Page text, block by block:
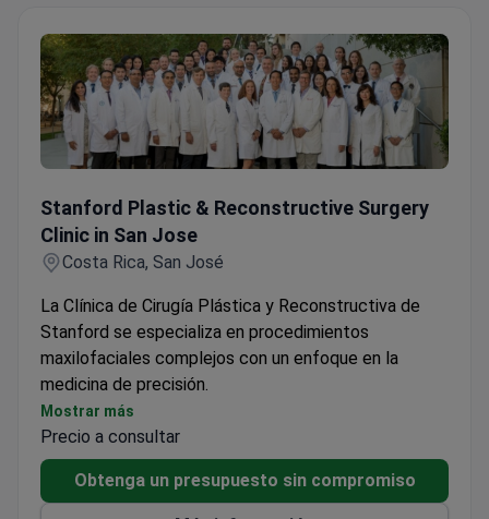
Stanford Plastic & Reconstructive Surgery
Clinic in San Jose
Costa Rica, San José
La Clínica de Cirugía Plástica y Reconstructiva de
Stanford se especializa en procedimientos
maxilofaciales complejos con un enfoque en la
medicina de precisión.
Combina tecnología y humanismo para planes de
tratamiento personalizados
Ofrece servicios de atención virtual para
consultas pre y postoperatorias
Mostrar más
Precio a consultar
Obtenga un presupuesto sin compromiso